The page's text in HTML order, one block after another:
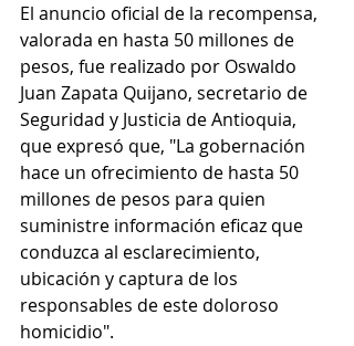
El anuncio oficial de la recompensa,
valorada en hasta 50 millones de
pesos, fue realizado por Oswaldo
Juan Zapata Quijano, secretario de
Seguridad y Justicia de Antioquia,
que expresó que, "La gobernación
hace un ofrecimiento de hasta 50
millones de pesos para quien
suministre información eficaz que
conduzca al esclarecimiento,
ubicación y captura de los
responsables de este doloroso
homicidio".